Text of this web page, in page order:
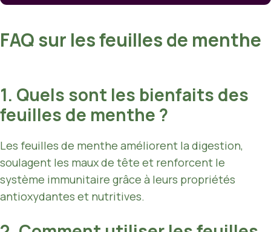
FAQ sur les feuilles de menthe
1. Quels sont les bienfaits des
feuilles de menthe ?
Les feuilles de menthe améliorent la digestion,
soulagent les maux de tête et renforcent le
système immunitaire grâce à leurs propriétés
antioxydantes et nutritives.